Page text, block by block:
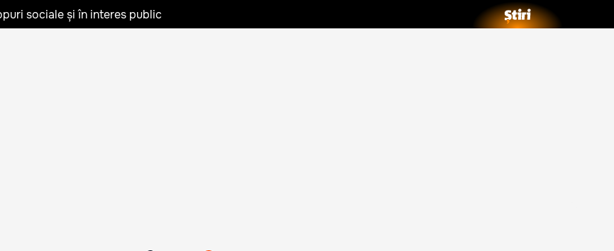
sociale și în interes public